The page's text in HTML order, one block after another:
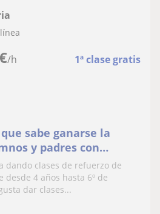
/h 1ª clase gratis
sabe ganarse la
y padres con
y organizada.
dando clases de refuerzo de
desde 4 años hasta 6º de
dar clases...